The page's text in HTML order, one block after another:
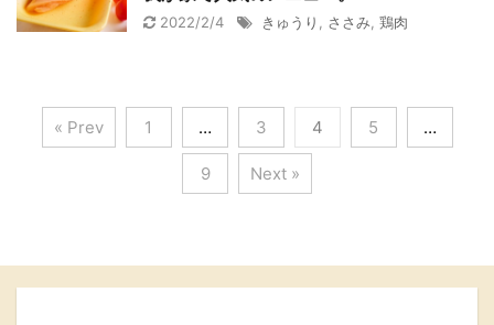
2022/2/4 きゅうり ささみ 鶏肉
« Prev 1 … 3 4 5 …
9 Next »